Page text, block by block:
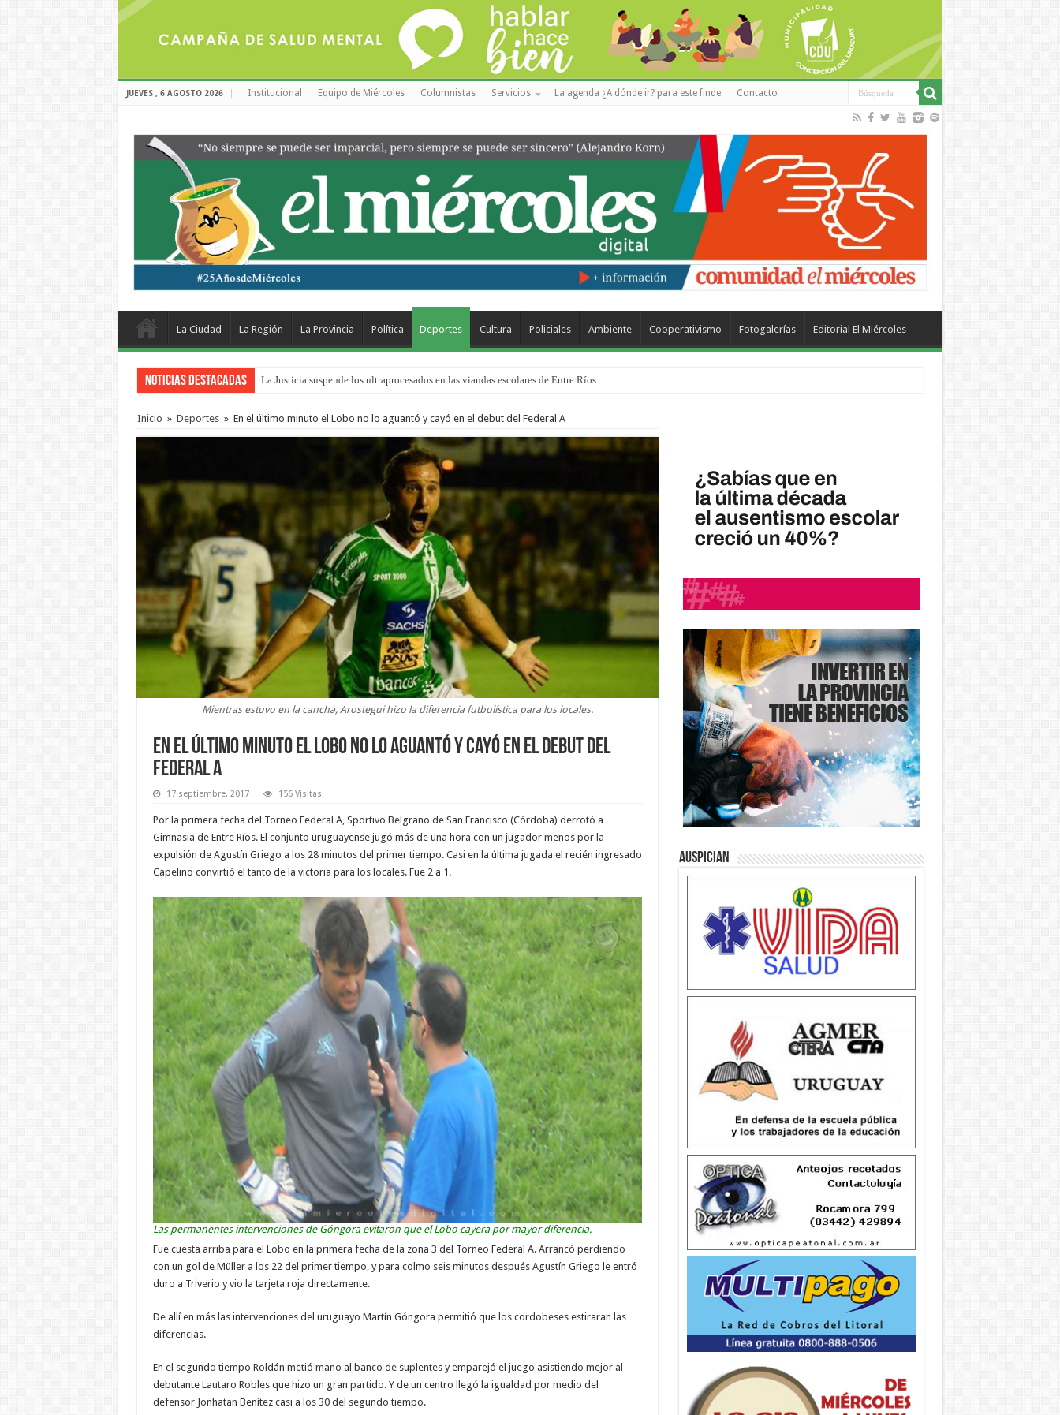
JUEVES , 6 AGOSTO 2026 Institucional Equipo de Miércoles Columnistas Servicios La agenda ¿A dónde ir? para este finde Contacto
La Ciudad La Región La Provincia Política Deportes Cultura Policiales Ambiente Cooperativismo Fotogalerías Editorial El Miércoles
Noticias Destacadas Se presentará la obra “La Runfla de los Macanos”
Inicio » Deportes » En el último minuto el Lobo no lo aguantó y cayó en el debut del Federal A
Mientras estuvo en la cancha, Arostegui hizo la diferencia futbolística para los locales.
En el último minuto el Lobo no lo aguantó y cayó en el debut del
Federal A
17 septiembre, 2017 156 Visitas
Por la primera fecha del Torneo Federal A, Sportivo Belgrano de San Francisco (Córdoba) derrotó a
Gimnasia de Entre Ríos. El conjunto uruguayense jugó más de una hora con un jugador menos por la
expulsión de Agustín Griego a los 28 minutos del primer tiempo. Casi en la última jugada el recién ingresado
Capelino convirtió el tanto de la victoria para los locales. Fue 2 a 1.
Las permanentes intervenciones de Góngora evitaron que el Lobo cayera por mayor diferencia.
Fue cuesta arriba para el Lobo en la primera fecha de la zona 3 del Torneo Federal A. Arrancó perdiendo
con un gol de Müller a los 22 del primer tiempo, y para colmo seis minutos después Agustín Griego le entró
duro a Triverio y vio la tarjeta roja directamente.
De allí en más las intervenciones del uruguayo Martín Góngora permitió que los cordobeses estiraran las
diferencias.
En el segundo tiempo Roldán metió mano al banco de suplentes y emparejó el juego asistiendo mejor al
debutante Lautaro Robles que hizo un gran partido. Y de un centro llegó la igualdad por medio del
defensor Jonhatan Benítez casi a los 30 del segundo tiempo.
Auspician